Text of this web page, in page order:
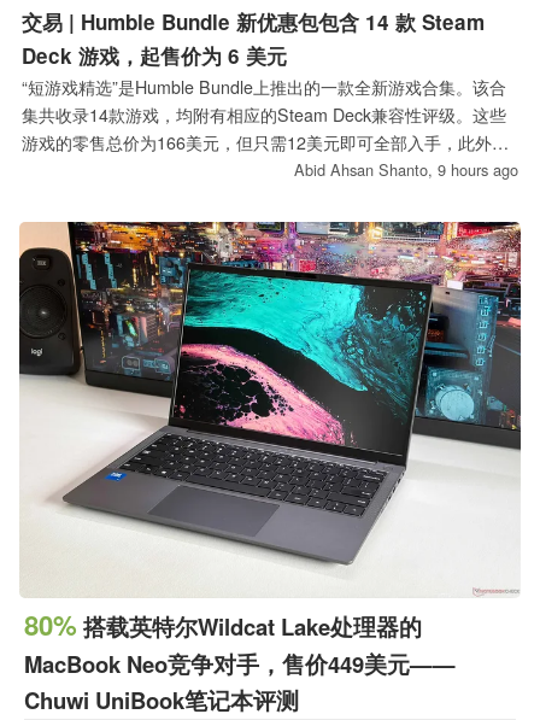
交易 | Humble Bundle 新优惠包包含 14 款 Steam
Deck 游戏，起售价为 6 美元
“短游戏精选”是Humble Bundle上推出的一款全新游戏合集。该合
集共收录14款游戏，均附有相应的Steam Deck兼容性评级。这些
游戏的零售总价为166美元，但只需12美元即可全部入手，此外还
Abid Ahsan Shanto, 9 hours ago
80% 搭载英特尔Wildcat Lake处理器的
MacBook Neo竞争对手，售价449美元——
Chuwi UniBook笔记本评测